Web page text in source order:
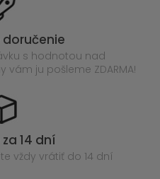
s hodnotou nad
vám ju pošleme ZDARMA!
14 dní
vždy vrátiť do 14 dní